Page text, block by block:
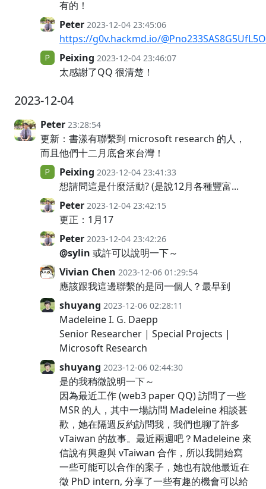
有的！
Peter 2023-12-04 23:45:06
https://g0v.hackmd.io/
Peixing 2023-12-04 23:46:07
太感謝了QQ 很清楚！
2023-12-04
Peter 23:28:54
更新：書漾有聯繫到 microsoft research 的人，
而且他們十二月底會來台灣！
Peixing 2023-12-04 23:41:33
想請問這是什麼活動? (是說12月各種豐富...
Peter 2023-12-04 23:42:15
更正：1月17
Peter 2023-12-04 23:42:26
@sylin 或許可以說明一下～
Vivian Chen 2023-12-06 01:29:54
應該跟我這邊聯繫的是同一個人？最早到
shuyang 2023-12-06 02:28:11
Madeleine I. G. Daepp
Senior Researcher | Special Projects |
Microsoft Research
shuyang 2023-12-06 02:44:30
是的我稍微說明一下～
因為最近工作 (web3 paper QQ) 訪問了一些
MSR 的人，其中一場訪問 Madeleine 相談甚
歡，她在隔週反約訪問我，我們也聊了許多
vTaiwan 的故事。最近兩週吧？Madeleine 來
信說有興趣與 vTaiwan 合作，所以我開始寫
一些可能可以合作的案子，她也有說他最近在
徵 PhD intern, 分享了一些有趣的機會可以給